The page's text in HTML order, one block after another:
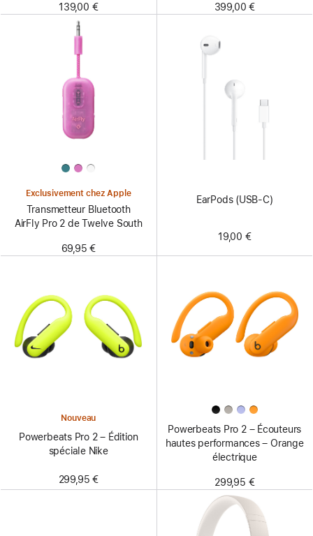
139,00 € 399,00 €
Exclusivement chez Apple
Transmetteur Bluetooth
AirFly Pro 2 de Twelve South
69,95 €
EarPods (USB-C)
19,00 €
Nouveau
Powerbeats Pro 2 – Édition
spéciale Nike
299,95 €
Powerbeats Pro 2 – Écouteurs
hautes performances – Orange
électrique
299,95 €